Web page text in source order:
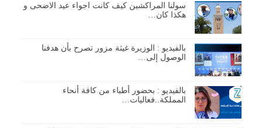
سولنا المراكشين كيف كانت اجواء عيد الاضحى و
هكذا كان…
بالفيديو : الوزيرة غيثة مزور تصرح بأن هدفنا
الوصول إلى…
بالفيديو : بحضور أطباء من كافة أنحاء
المملكة..فعاليات…